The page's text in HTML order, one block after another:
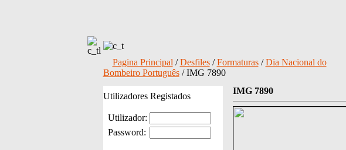
Pagina Principal /Desfiles/Formaturas/Dia Nacional do
Bombeiro Português/ IMG 7890
Utilizadores Registados
Utilizador:
Password:
IMG 7890